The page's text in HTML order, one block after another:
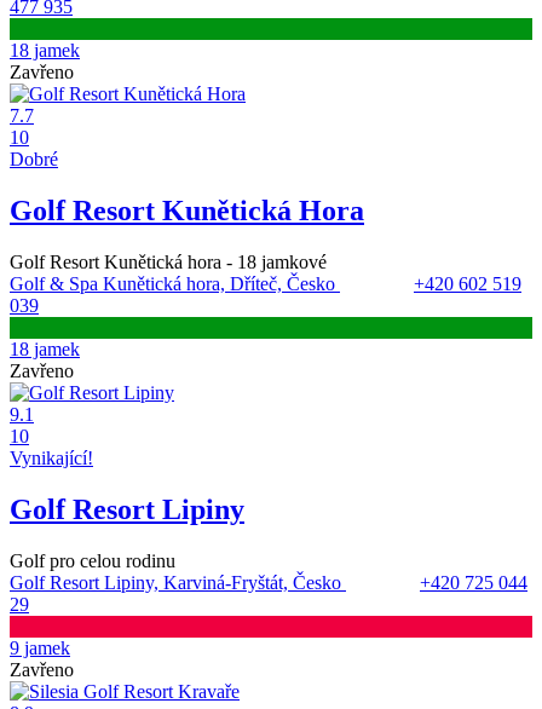
477 935
18 jamek
Zavřeno
7.7
10
Dobré
Golf Resort Kunětická Hora
Golf Resort Kunětická hora - 18 jamkové
Golf & Spa Kunětická hora, Dříteč, Česko
+420 602 519
039
18 jamek
Zavřeno
9.1
10
Vynikající!
Golf Resort Lipiny
Golf pro celou rodinu
Golf Resort Lipiny, Karviná-Fryštát, Česko
+420 725 044
29
9 jamek
Zavřeno